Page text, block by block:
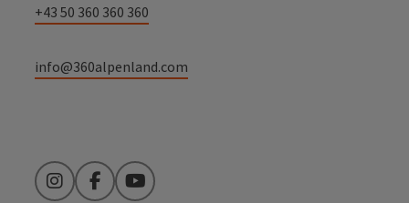
+43 50 360 360 360
info@360alpenland.com
InstagramFacebookYouTube